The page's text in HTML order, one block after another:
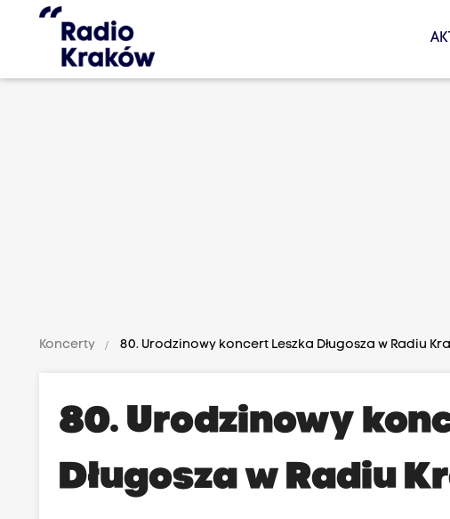
Koncerty 80. Urodzinowy koncert Leszka Długosza w Radiu
80. Urodzinowy
Długosza w Radiu